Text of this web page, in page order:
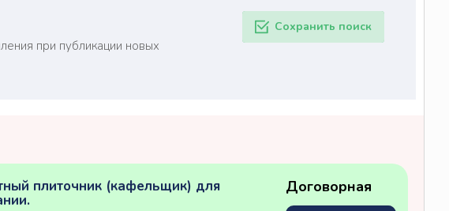
при публикации новых
Сохранить поиск
плиточник (кафельщик) для Договорная